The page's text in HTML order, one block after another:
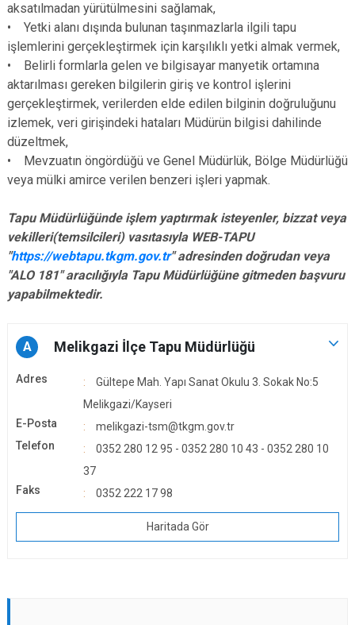
aksatılmadan yürütülmesini sağlamak,
• Yetki alanı dışında bulunan taşınmazlarla ilgili tapu
işlemlerini gerçekleştirmek için karşılıklı yetki almak vermek,
• Belirli formlarla gelen ve bilgisayar manyetik ortamına
aktarılması gereken bilgilerin giriş ve kontrol işlerini
gerçekleştirmek, verilerden elde edilen bilginin doğruluğunu
izlemek, veri girişindeki hataları Müdürün bilgisi dahilinde
düzeltmek,
• Mevzuatın öngördüğü ve Genel Müdürlük, Bölge Müdürlüğü
veya mülki amirce verilen benzeri işleri yapmak.
Tapu Müdürlüğünde işlem yaptırmak isteyenler, bizzat veya
vekilleri(temsilcileri) vasıtasıyla WEB-TAPU
"https://webtapu.tkgm.gov.tr" adresinden doğrudan veya
"ALO 181" aracılığıyla Tapu Müdürlüğüne gitmeden başvuru
yapabilmektedir.
A Melikgazi İlçe Tapu Müdürlüğü
Adres
Gültepe Mah. Yapı Sanat Okulu 3. Sokak No:5
Melikgazi/Kayseri
E-Posta
melikgazi-tsm@tkgm.gov.tr
Telefon
0352 280 12 95 - 0352 280 10 43 - 0352 280 10
37
Faks
0352 222 17 98
Haritada Gör